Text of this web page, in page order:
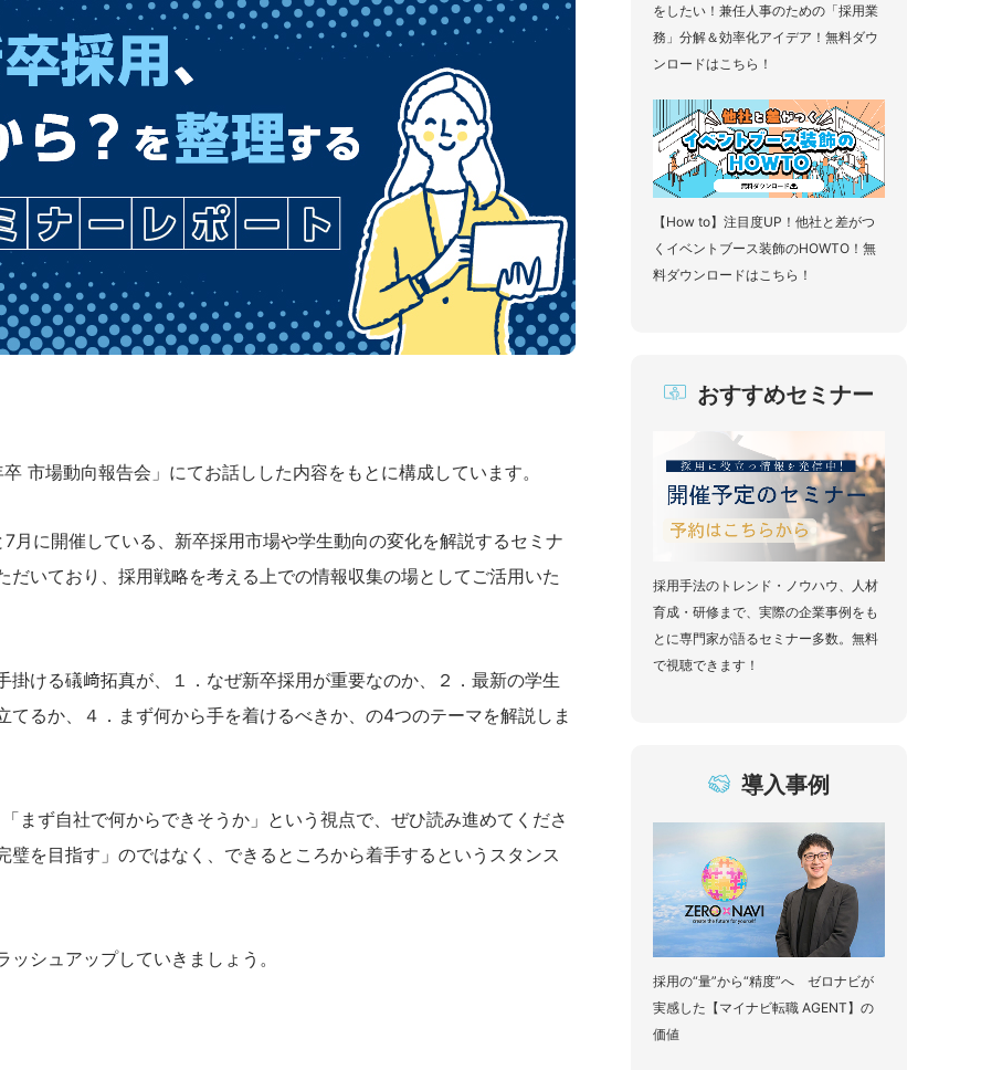
市場動向報告会」にてお話しした内容をもとに構成しています。
月に開催している、新卒採用市場や学生動向の変化を解説するセミナ
いており、採用戦略を考える上での情報収集の場としてご活用いた
ける礒﨑拓真が、１．なぜ新卒採用が重要なのか、２．最新の学生
るか、４．まず何から手を着けるべきか、の4つのテーマを解説しま
まず自社で何からできそうか」という視点で、ぜひ読み進めてくださ
を目指す」のではなく、できるところから着手するというスタンス
シュアップしていきましょう。
をしたい！兼任人事のための「採用業
務」分解＆効率化アイデア！無料ダウ
ンロードはこちら！
【How to】注目度UP！他社と差がつ
くイベントブース装飾のHOWTO！無
料ダウンロードはこちら！
おすすめセミナー
採用手法のトレンド・ノウハウ、人材
育成・研修まで、実際の企業事例をも
とに専門家が語るセミナー多数。無料
で視聴できます！
導入事例
採用の“量”から“精度”へ ゼロナビが
実感した【マイナビ転職 AGENT】の
価値